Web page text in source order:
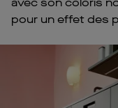
pour un effet des